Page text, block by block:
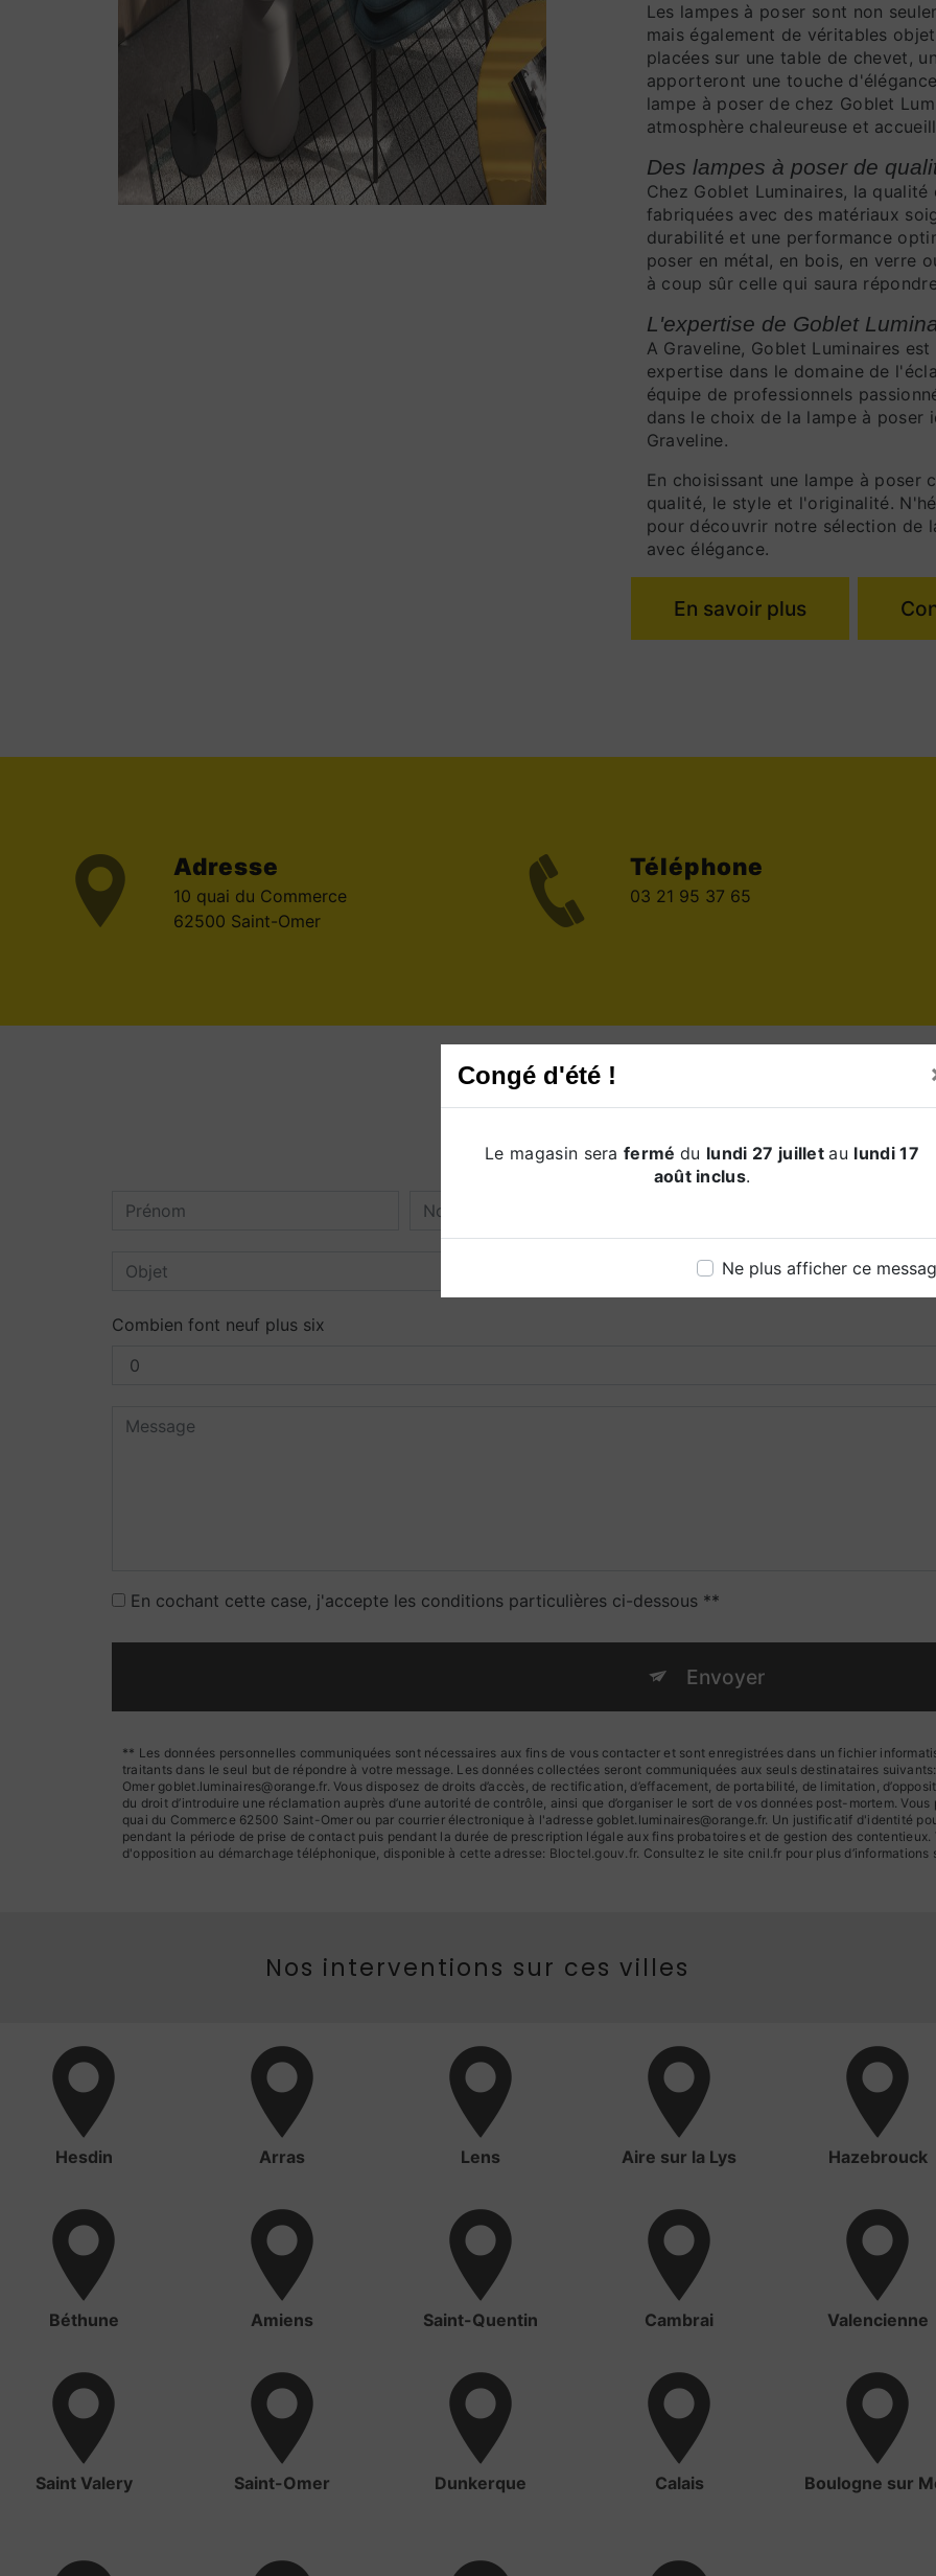
Congé d'été !
Le magasin serafermédu lundi 27 juilletau lundi 17
août inclus.
Ne plus afficher ce
Les lampes à poser sont non
mais également de véritables
placées sur une table de chevet,
apporteront une touche
lampe à poser de chez Goblet
atmosphère chaleureuse et
Des lampes à poser de
Chez Goblet Luminaires, la
fabriquées avec des matériaux
durabilité et une performance
poser en métal, en bois, en verre
à coup sûr celle qui saura
L'expertise de Goblet
A Graveline, Goblet Luminaires
expertise dans le domaine de
équipe de professionnels
dans le choix de la lampe à
Graveline.
En choisissant une lampe à poser
qualité, le style et l'originalité.
pour découvrir notre sélection de
avec élégance.
En savoir plus
Adresse
10 quai du Commerce
62500 Saint-Omer
Téléphone
03 21 95 37 65
Contactez-nous
Combien font neuf plus six
En cochant cette case, j'accepte les conditions particulières ci-dessous **
Envoyer
** Les données personnelles communiquées sont nécessaires aux fins de vous contacter et sont enregistrées dans un fichier
traitants dans le seul but de répondre à votre message. Les données collectées seront communiquées aux seuls destinataires
Omer goblet.luminaires@orange.fr. Vous disposez de droits d’accès, de rectification, d’effacement, de portabilité, de limitation,
du droit d’introduire une réclamation auprès d’une autorité de contrôle, ainsi que d’organiser le sort de vos données post-mortem.
quai du Commerce 62500 Saint-Omer ou par courrier électronique à l'adresse goblet.luminaires@orange.fr. Un justificatif d'identité
pendant la période de prise de contact puis pendant la durée de prescription légale aux fins probatoires et de gestion des
d'opposition au démarchage téléphonique, disponible à cette adresse: Bloctel.gouv.fr. Consultez le site cnil.fr pour plus d’informations
Nos interventions sur ces villes
Hesdin Arras Lens Aire sur la Lys Hazebrouck
Béthune Amiens Saint-Quentin Cambrai Valencienne
Saint Valery Saint-Omer Dunkerque Calais Boulogne sur